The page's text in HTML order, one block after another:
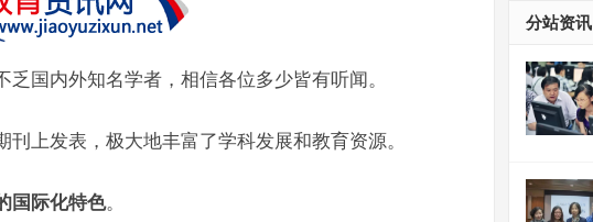
国内外知名学者，相信各位多少皆有听闻。
上发表，极大地丰富了学科发展和教育资源。
国际化特色。
分站资讯